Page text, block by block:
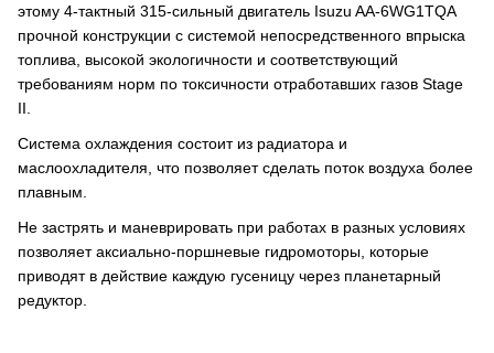
этому 4-тактный 315-сильный двигатель Isuzu AA-6WG1TQA
прочной конструкции с системой непосредственного впрыска
топлива, высокой экологичности и соответствующий
требованиям норм по токсичности отработавших газов Stage
II.
Система охлаждения состоит из радиатора и
маслоохладителя, что позволяет сделать поток воздуха более
плавным.
Не застрять и маневрировать при работах в разных условиях
позволяет аксиально-поршневые гидромоторы, которые
приводят в действие каждую гусеницу через планетарный
редуктор.